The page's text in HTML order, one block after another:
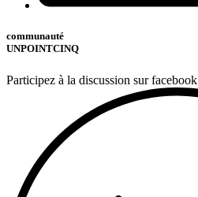
communauté
UNPOINTCINQ
Participez à la discussion sur facebook